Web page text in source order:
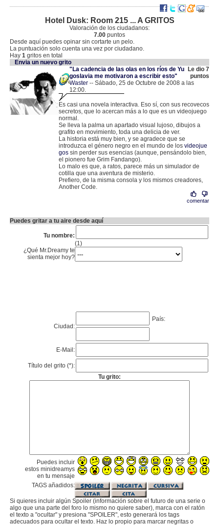
Hotel Dusk: Room 215 ... A GRITOS
Valoración de los ciudadanos:
7.00 puntos
Desde aquí puedes opinar sin cortarte un pelo.
La puntuación solo cuenta una vez por ciudadano.
Hay 1 gritos en total
Envia un nuevo grito
"La cadencia de las olas en los ríos de Yu
goslavia me motivaron a escribir esto"
Le dio 7
puntos
Waster -- Sábado, 25 de Octubre de 2008 a las
12:00.
Es casi una novela interactiva. Eso sí, con sus recovecos
secretos, que lo acercan más a lo que es un videojuego
normal.
Se lleva la palma un apartado visual lujoso, dibujos a
grafito en movimiento, toda una delicia de ver.
La historia está muy bien, y se agradece que se
introduzca el género negro en el mundo de los videojue
gos sin perder sus esencias (aunque, pensándolo bien,
el pionero fue Grim Fandango).
Lo malo es que, a ratos, parece más un simulador de
cotilla que una aventura de misterio.
Prefiero, de la misma consola y los mismos creadores,
Another Code.
comentar
Puedes gritar a tu aire desde aquí
Tu nombre:
(1)
¿Qué Mr.Dreamy te
sienta mejor hoy?
Ciudad:
País:
E-Mail:
Título del grito (*):
Tu grito:
Puedes incluir
estos minidreamys
en tu mensaje
TAGS añadidos:
Si quieres incluir algún Spoiler (información sobre el futuro de una serie o
algo que una parte del foro lo mismo no quiere saber), marca con el ratón
el texto a "ocultar" y presiona "SPOILER", esto generará los tags
adecuados para ocultar el texto. Haz lo propio para marcar negritas o